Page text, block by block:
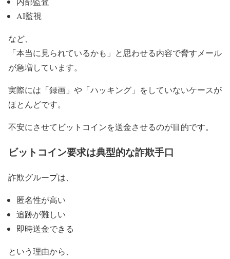
AI監視
など、
「本当に見られているかも」と思わせる内容で脅すメール
が急増しています。
実際には「録画」や「ハッキング」をしていないケースが
ほとんどです。
不安にさせてビットコインを送金させるのが目的です。
ビットコイン要求は典型的な詐欺手口
詐欺グループは、
匿名性が高い
追跡が難しい
即時送金できる
という理由から、